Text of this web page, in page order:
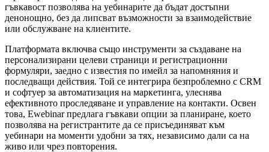
гъвкавост позволява на уебинарите да бъдат достъпни
денонощно, без да липсват възможности за взаимодействие
или обслужване на клиентите.
Платформата включва също инструменти за създаване на
персонализирани целеви страници и регистрационни
формуляри, заедно с известия по имейл за напомняния и
последващи действия. Той се интегрира безпроблемно с CRM
и софтуер за автоматизация на маркетинга, улеснява
ефективното проследяване и управление на контакти. Освен
това, Ewebinar предлага гъвкави опции за планиране, което
позволява на регистрантите да се присъединяват към
уебинари на моменти удобни за тях, независимо дали са на
живо или чрез повторения.